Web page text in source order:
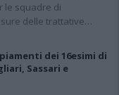
le squadre di
delle trattative…
dei 16esimi di
Sassari e